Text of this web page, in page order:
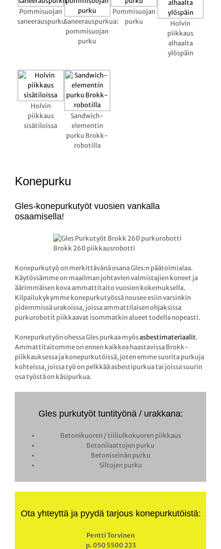
Pommisuojan
saneerauspurkuSaneerauspurkua:
pommisuojan
purku
Pommisuojan
purku
Holvin
piikkaus
alhaalta
ylöspäin
Holvin
piikkaus
sisätiloissa
Sandwich-
elementin
purku Brokk-
robotilla
Konepurku
Gles-konepurkutyöt vuosien vankalla
osaamisella!
Brokk 260 piikkausrobotti
Konepurkutyö on merkittävänä osana Gles:n päätoimialaa.
Käytössämme on maailman johtavien valmistajien koneet ja
äärimmäisen kova ammattitaito vuosien kokemuksella.
Kilpailukykymme konepurkutyössä nousee esiin varsinkin
pidemmissä urakoissa, joissa ammattilaisen ohjaksissa
purkurobotit piikkaavat isommatkin alueet todella nopeasti.
Konepurkutyön ohessa Gles purkaa myösasbestimateriaalit.
Ammattitaitomme on ennen kaikkea haastavissa Brokk-
piikkauksessa ja konepurkutöissä, joten emme suorita purkuja
kohteissa, joissa työ on pelkkää asbestipurkua tai joissa suurin
osa työstä on käsipurkua.
Gles purkutyöt tuntityönä / urakkana:
Betonikuoren / tiiliulkokuoren piikkaus
Betonilaattojen purku
Betoniseinän purku
Siltojen purku
Ota yhteyttä ja pyydä tarjous konepurkutöistä:
Pentti Torvinen
p. 050 5500 223